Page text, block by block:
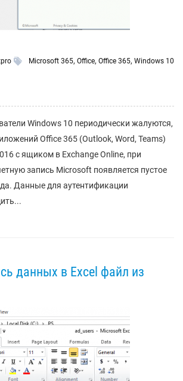
Microsoft 365, Office, Office 365, Windows 10
Windows 10 периодически жалуются,
Office 365 (Outlook, Word, Teams)
с ящиком в Exchange Online, при
запись Microsoft появляется пустое
Данные для аутентификации
данных в Excel файл из